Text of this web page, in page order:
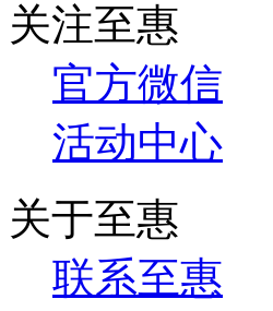
关注至惠
官方微信
活动中心
关于至惠
联系至惠